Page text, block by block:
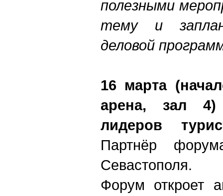
полезными
тему и
деловой
16 марта
арена, зал 4)
лидеров
Партнёр
Севастополя.
Форум откроет